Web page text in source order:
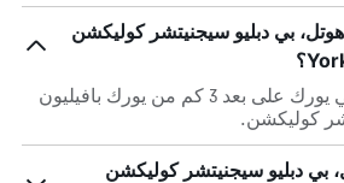
بي دبليو سيجنيتشر كوليكشن
York Theatre Royal في يورك على بعد 3 كم من يورك بافيليون
كوليكشن.
بي دبليو سيجنيتشر كوليكشن